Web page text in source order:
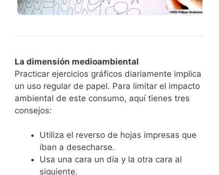
La dimensión medioambiental
Practicar ejercicios gráficos diariamente implica
un uso regular de papel. Para limitar el impacto
ambiental de este consumo, aquí tienes tres
consejos:
Utiliza el reverso de hojas impresas que
iban a desecharse.
Usa una cara un día y la otra cara al
siguiente.